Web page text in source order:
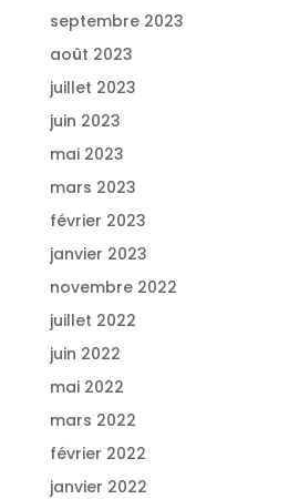
septembre 2023
août 2023
juillet 2023
juin 2023
mai 2023
mars 2023
février 2023
janvier 2023
novembre 2022
juillet 2022
juin 2022
mai 2022
mars 2022
février 2022
janvier 2022